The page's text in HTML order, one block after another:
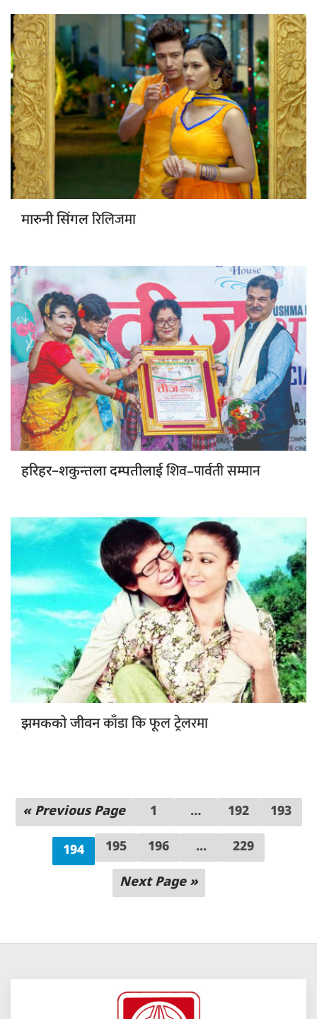
मारुनी सिंगलरिलिजमा
हरिहर–शकुन्तला दम्पतीलाईशिव–पार्वती सम्मान
झमकको जीवनकाँडा कि फूल ट्रेलरमा
« Previous Page 1 … 192 193
194 195 196 ... 229
Next Page »